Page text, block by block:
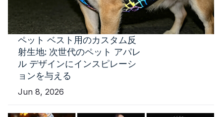
ペット ベスト用のカスタム反
射生地: 次世代のペット アパレ
ル デザインにインスピレーシ
ョンを与える
Jun 8, 2026